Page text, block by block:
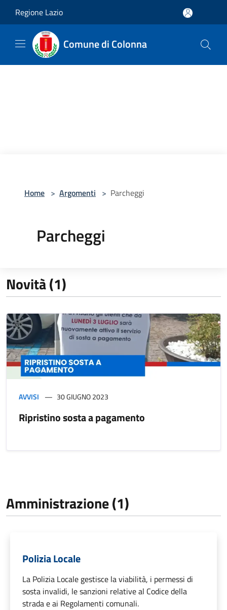
Regione Lazio
Comune di Colonna
Home > Argomenti > Parcheggi
Parcheggi
Novità (1)
AVVISI 30 GIUGNO 2023
Ripristino sosta a pagamento
Amministrazione (1)
Polizia Locale
La Polizia Locale gestisce la viabilità, i permessi di
sosta invalidi, le sanzioni relative al Codice della
strada e ai Regolamenti comunali.